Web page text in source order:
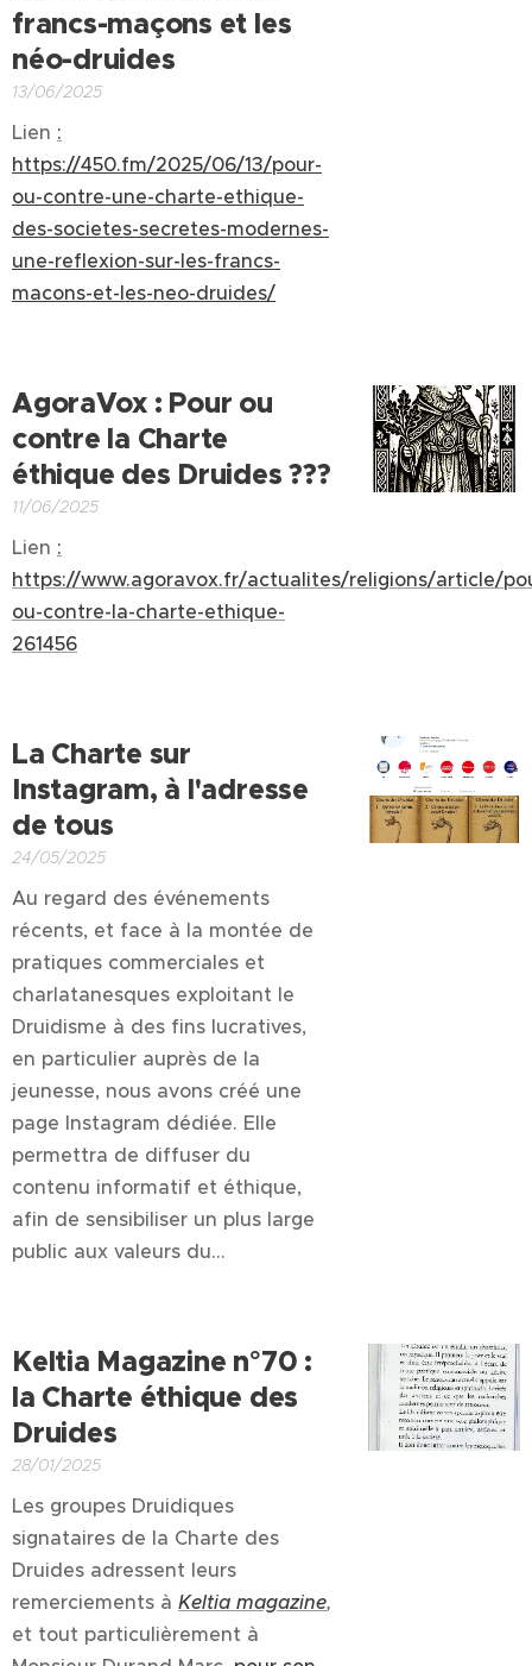
francs-maçons et les
néo-druides
13/06/2025
Lien :
https://450.fm/2025/06/13/pour-
ou-contre-une-charte-ethique-
des-societes-secretes-modernes-
une-reflexion-sur-les-francs-
macons-et-les-neo-druides/
AgoraVox : Pour ou
contre la Charte
éthique des Druides ???
11/06/2025
Lien :
https://www.agoravox.fr/actualites/religions/article/
ou-contre-la-charte-ethique-
261456
La Charte sur
Instagram, à l'adresse
de tous
24/05/2025
Au regard des événements
récents, et face à la montée de
pratiques commerciales et
charlatanesques exploitant le
Druidisme à des fins lucratives,
en particulier auprès de la
jeunesse, nous avons créé une
page Instagram dédiée. Elle
permettra de diffuser du
contenu informatif et éthique,
afin de sensibiliser un plus large
public aux valeurs du...
Keltia Magazine n°70 :
la Charte éthique des
Druides
28/01/2025
Les groupes Druidiques
signataires de la Charte des
Druides adressent leurs
remerciements à Keltia magazine,
et tout particulièrement à